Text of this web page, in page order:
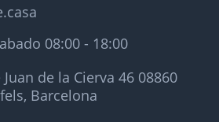
08:00 - 18:00
de la Cierva 46 08860
Barcelona